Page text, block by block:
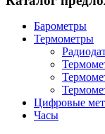
Барометры
Термометры
Цифровые
Часы